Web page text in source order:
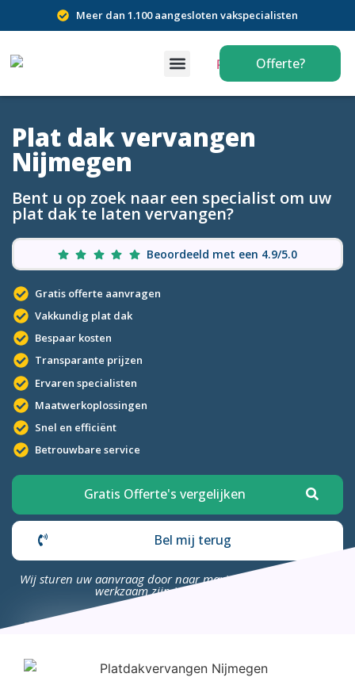
Meer dan 1.100 aangesloten vakspecialisten
Offerte?
Plat dak vervangen
Nijmegen
Bent u op zoek naar een specialist om uw
plat dak te laten vervangen?
Beoordeeld met een 4.9/5.0
Gratis offerte aanvragen
Vakkundig plat dak
Bespaar kosten
Transparante prijzen
Ervaren specialisten
Maatwerkoplossingen
Snel en efficiënt
Betrouwbare service
Gratis Offerte's vergelijken
Bel mij terug
Wij sturen uw aanvraag door naar maximaal 4 bedrijven die
werkzaam zijn in uw omgeving.